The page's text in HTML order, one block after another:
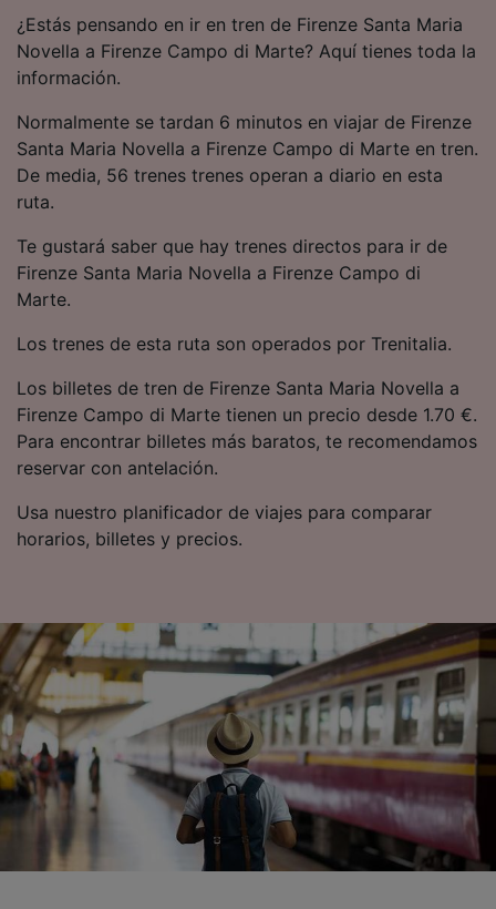
¿Estás pensando en ir en tren de Firenze Santa Maria
Novella a Firenze Campo di Marte? Aquí tienes toda la
información.
Normalmente se tardan 6 minutos en viajar de Firenze
Santa Maria Novella a Firenze Campo di Marte en tren.
De media, 56 trenes trenes operan a diario en esta
ruta.
Te gustará saber que hay trenes directos para ir de
Firenze Santa Maria Novella a Firenze Campo di
Marte.
Los trenes de esta ruta son operados por Trenitalia.
Los billetes de tren de Firenze Santa Maria Novella a
Firenze Campo di Marte tienen un precio desde 1.70 €.
Para encontrar billetes más baratos, te recomendamos
reservar con antelación.
Usa nuestro planificador de viajes para comparar
horarios, billetes y precios.
precisa. Analizar activamente las
características del dispositivo para su
identificación. Almacenar la información en un
dispositivo y/o acceder a ella. Publicidad y
publicidad y contenido, investigación de
audiencia y desarrollo de servicios.
Lista de asociados (proveedores)